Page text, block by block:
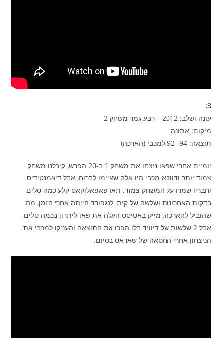
3:
עונה ושלב: 2012 – רבע גמר משחק 2
מיקום: אתונה
תוצאה: 94- 92 למכבי (הארכה)
יומיים אחרי שפאו ניצחו את משחק 1 ב-20 הפרש, קיבלנו משחק
צמוד יותר ודווקא מכבי היו אלה שאיימו לברוח, אבל דיאמנטידיס
וחבריו שמרו על המשחק צמוד. תאו פאפאלוקאס קלע כמה סלים
בדקות האחרונות ושלשה של קית' לנגפורד הייתה אחרי הזמן, מה
שהוביל להארכה. מייק באטיסט העלה את פאו ליתרון בכמה סלים,
אבל 2 שלשות של דיוויד בלו הפכו את התוצאה והעניקו למכבי את
הניצחון אחרי החטאה של שאראס בסיום.